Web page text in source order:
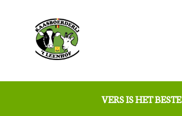
VERS IS HET BESTE